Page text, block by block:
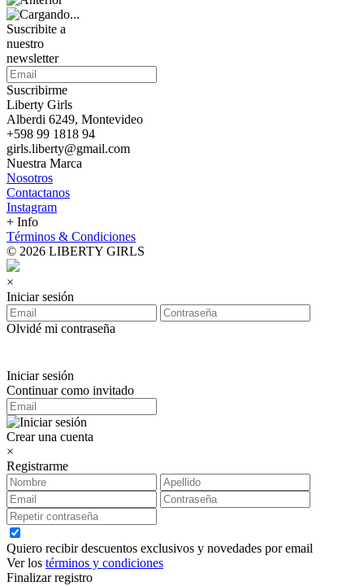
Suscribite a
nuestro
newsletter
Suscribirme
Liberty Girls
Alberdi 6249, Montevideo
+598 99 1818 94
girls.liberty@gmail.com
Nuestra Marca
Nosotros
Contactanos
Instagram
+ Info
Términos & Condiciones
© 2026 LIBERTY GIRLS
×
Iniciar sesión
Olvidé mi contraseña
Iniciar sesión
Continuar como invitado
Crear una cuenta
×
Registrarme
Quiero recibir descuentos exclusivos y novedades por email
Ver los términos y condiciones
Finalizar registro